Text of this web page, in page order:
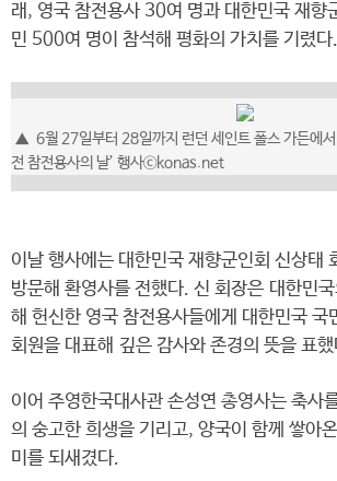
래, 영국 참전용사 30여 명과 대한민국 재향
민 500여 명이 참석해 평화의 가치를 기렸다.
▲ 6월 27일부터 28일까지 런던 세인트 폴스 가든에
전 참전용사의 날’ 행사ⓒkonas.net
이날 행사에는 대한민국 재향군인회 신상태
방문해 환영사를 전했다. 신 회장은 대한민
해 헌신한 영국 참전용사들에게 대한민국
회원을 대표해 깊은 감사와 존경의 뜻을 표
이어 주영한국대사관 손성연 총영사는 축사
의 숭고한 희생을 기리고, 양국이 함께 쌓아
미를 되새겼다.